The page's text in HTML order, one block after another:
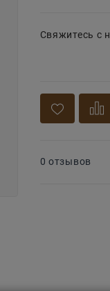
Свяжитесь с
0 отзывов